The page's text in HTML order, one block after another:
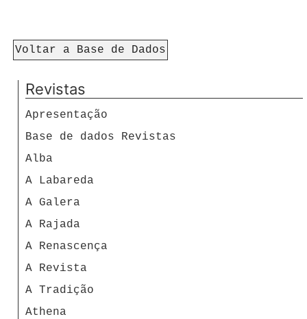
Voltar a Base de Dados
Revistas
Apresentação
Base de dados Revistas
Alba
A Labareda
A Galera
A Rajada
A Renascença
A Revista
A Tradição
Athena